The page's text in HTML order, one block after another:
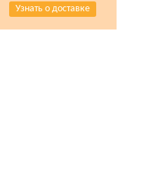
Узнать о доставке